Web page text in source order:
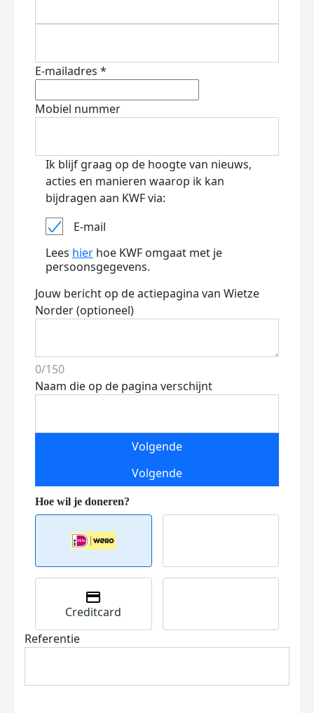
E-mailadres *
Mobiel nummer
Ik blijf graag op de hoogte van nieuws,
acties en manieren waarop ik kan
bijdragen aan KWF via:
E-mail
Lees hier hoe KWF omgaat met je
persoonsgegevens.
Jouw bericht op de actiepagina van Wietze
Norder (optioneel)
0/150
Naam die op de pagina verschijnt
Volgende
Volgende
Creditcard
Referentie